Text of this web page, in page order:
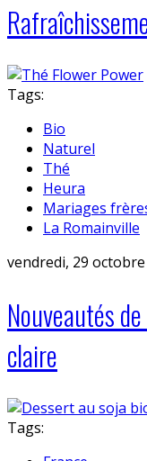
Tags:
Bio
Naturel
Thé
Heura
Mariages
La Romainville
vendredi, 29 octobre
Nouveautés
claire
Tags: